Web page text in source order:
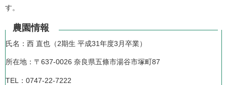
す。
農園情報
氏名：西 直也（2期生 平成31年度3月卒業）
所在地：〒637-0026 奈良県五條市湯谷市塚町87
TEL：0747-22-7222